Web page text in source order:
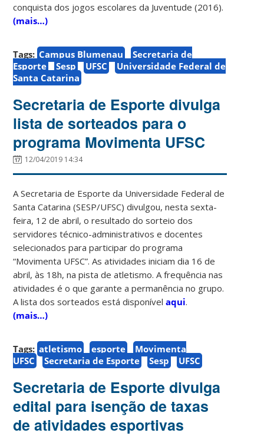
conquista dos jogos escolares da Juventude (2016).
(mais…)
Tags: Campus Blumenau
Secretaria de
Esporte
Sesp UFSC
Universidade Federal de
Santa Catarina
Secretaria de Esporte divulga
lista de sorteados para o
programa Movimenta UFSC
12/04/2019 14:34
A Secretaria de Esporte da Universidade Federal de
Santa Catarina (SESP/UFSC) divulgou, nesta sexta-
feira, 12 de abril, o resultado do sorteio dos
servidores técnico-administrativos e docentes
selecionados para participar do programa
“Movimenta UFSC”. As atividades iniciam dia 16 de
abril, às 18h, na pista de atletismo. A frequência nas
atividades é o que garante a permanência no grupo.
A lista dos sorteados está disponívelaqui.
(mais…)
Tags: atletismo esporte
Movimenta
UFSC
Secretaria de Esporte Sesp UFSC
Secretaria de Esporte divulga
edital para isenção de taxas
de atividades esportivas